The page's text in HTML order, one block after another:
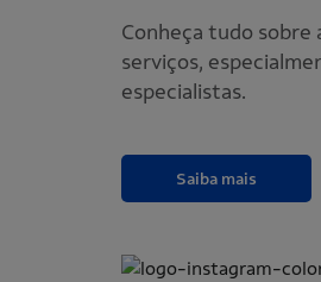
Conheça tudo sobre
serviços,
especialistas.
Saiba mais